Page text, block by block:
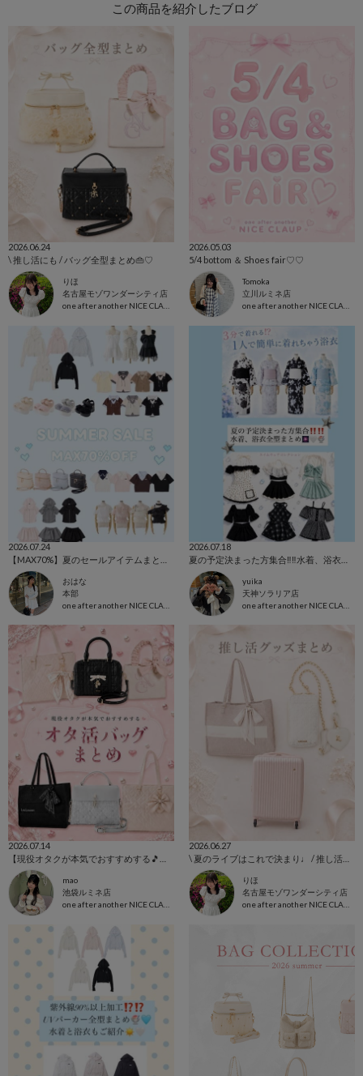
この商品を紹介したブログ
2026.06.24
\ 推し活にも / バッグ全型まとめ👜♡
りほ
名古屋モゾワンダーシティ店
one after another NICE CLAUP
2026.05.03
5/4 bottom ＆ Shoes fair♡♡
Tomoka
立川ルミネ店
one after another NICE CLAUP
2026.07.24
おはな
本部
2026.07.18
yuika
天神ソラリア店
2026.07.14
mao
池袋ルミネ店
2026.06.27
\ 夏のライブはこれで決まり♩ / 推し活グッズまとめ🪄︎︎◝✩
りほ
名古屋モゾワンダーシティ店